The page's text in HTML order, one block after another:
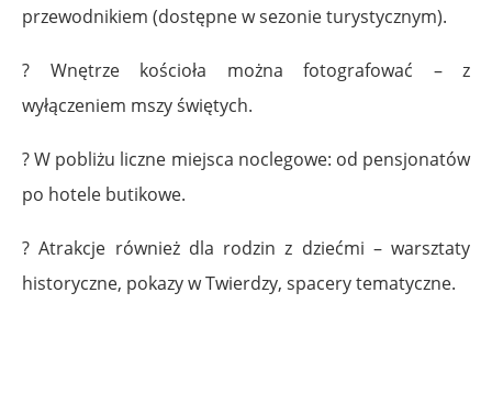
przewodnikiem (dostępne w sezonie turystycznym).
? Wnętrze kościoła można fotografować – z
wyłączeniem mszy świętych.
? W pobliżu liczne miejsca noclegowe: od pensjonatów
po hotele butikowe.
? Atrakcje również dla rodzin z dziećmi – warsztaty
historyczne, pokazy w Twierdzy, spacery tematyczne.